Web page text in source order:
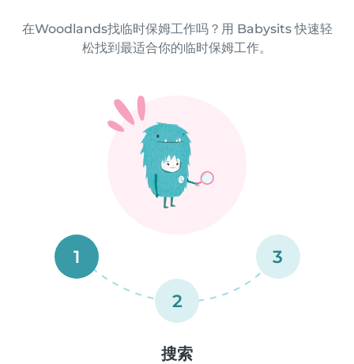
在Woodlands找临时保姆工作吗？用 Babysits 快速轻
松找到最适合你的临时保姆工作。
1
2
3
搜索